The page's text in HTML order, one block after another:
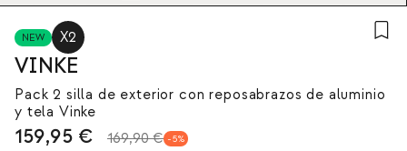
NEW X2
VINKE
Pack 2 silla de exterior con reposabrazos de aluminio
y tela Vinke
159,95 € 169,90 € 5